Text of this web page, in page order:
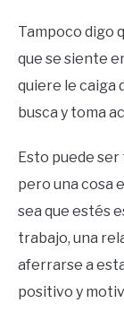
Tampoco digo
que se siente
quiere le caiga
busca y toma
Esto puede
pero una cosa
sea que estés
trabajo, una
aferrarse a
positivo y